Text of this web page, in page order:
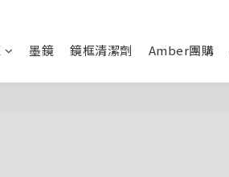
墨鏡 鏡框清潔劑 Amber團購